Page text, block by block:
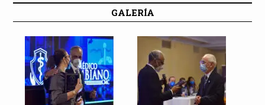
GALERÍA